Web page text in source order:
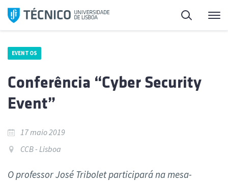
Saltar
para
Pesquisa
EVENTOS
Conferência “Cyber Security
Event”
17 maio 2019
CCB - Lisboa
O professor José Tribolet participará na mesa-